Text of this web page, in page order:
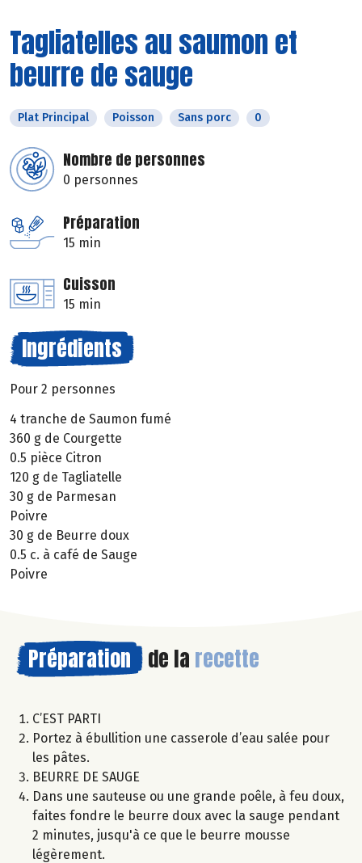
Tagliatelles au saumon et
beurre de sauge
Plat Principal Poisson Sans porc 0
Nombre de personnes
0 personnes
Préparation
15 min
Cuisson
15 min
Ingrédients
Pour 2 personnes
4 tranche de Saumon fumé
360 g de Courgette
0.5 pièce Citron
120 g de Tagliatelle
30 g de Parmesan
Poivre
30 g de Beurre doux
0.5 c. à café de Sauge
Poivre
Préparation de la recette
C’EST PARTI
Portez à ébullition une casserole d’eau salée pour
les pâtes.
BEURRE DE SAUGE
Dans une sauteuse ou une grande poêle, à feu doux,
faites fondre le beurre doux avec la sauge pendant
2 minutes, jusqu'à ce que le beurre mousse
légèrement.